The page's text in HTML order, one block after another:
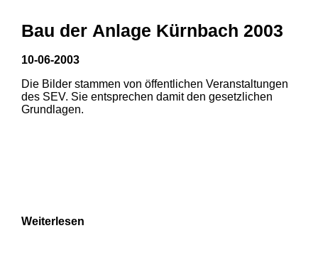
3
Bau der Anlage Kürnbach 2003
10-06-2003
Die Bilder stammen von öffentlichen Veranstaltungen
des SEV. Sie entsprechen damit den gesetzlichen
Grundlagen.
Weiterlesen